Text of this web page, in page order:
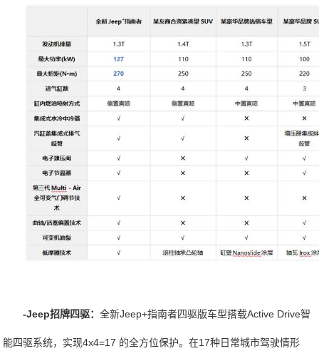
-Jeep招牌四驱：全新Jeep+指南者四驱版车型搭载Active Drive智
能四驱系统，实现4x4=17 的全方位保护。在17种日常城市驾驶情形